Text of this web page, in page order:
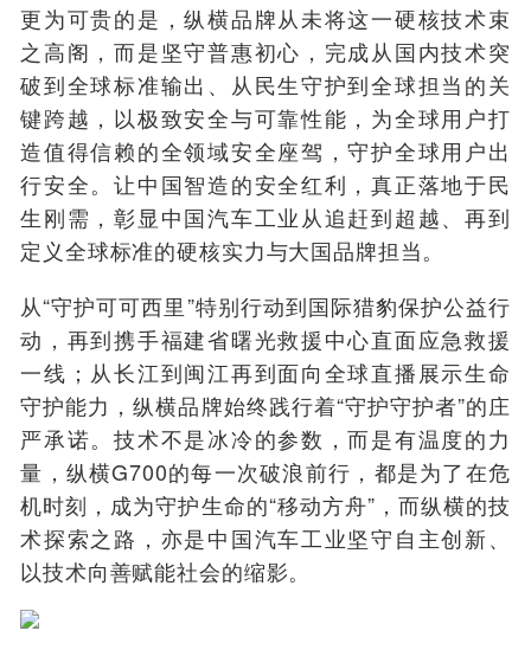
更为可贵的是，纵横品牌从未将这一硬核技术束
之高阁，而是坚守普惠初心，完成从国内技术突
破到全球标准输出、从民生守护到全球担当的关
键跨越，以极致安全与可靠性能，为全球用户打
造值得信赖的全领域安全座驾，守护全球用户出
行安全。让中国智造的安全红利，真正落地于民
生刚需，彰显中国汽车工业从追赶到超越、再到
定义全球标准的硬核实力与大国品牌担当。
从“守护可可西里”特别行动到国际猎豹保护公益行
动，再到携手福建省曙光救援中心直面应急救援
一线；从长江到闽江再到面向全球直播展示生命
守护能力，纵横品牌始终践行着“守护守护者”的庄
严承诺。技术不是冰冷的参数，而是有温度的力
量，纵横G700的每一次破浪前行，都是为了在危
机时刻，成为守护生命的“移动方舟”，而纵横的技
术探索之路，亦是中国汽车工业坚守自主创新、
以技术向善赋能社会的缩影。